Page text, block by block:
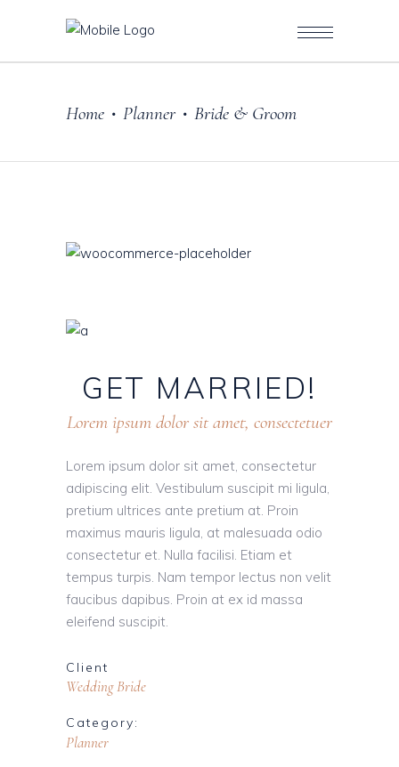
Home • Planner • Bride & Groom
GET MARRIED!
Lorem ipsum dolor sit amet, consectetuer
Lorem ipsum dolor sit amet, consectetur
adipiscing elit. Vestibulum suscipit mi ligula,
pretium ultrices ante pretium at. Proin
maximus mauris ligula, at malesuada odio
consectetur et. Nulla facilisi. Etiam et
tempus turpis. Nam tempor lectus non velit
faucibus dapibus. Proin at ex id massa
eleifend suscipit.
Client
Wedding Bride
Category:
Planner